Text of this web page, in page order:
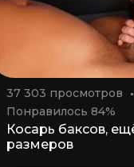
37 303 просмотров
Понравилось 84%
Косарь баксов,
размеров